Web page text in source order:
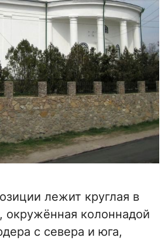
лежит круглая в
окружённая колоннадой
с севера и юга,